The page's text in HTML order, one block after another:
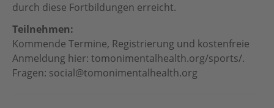
durch diese Fortbildungen erreicht.
Teilnehmen:
Kommende Termine, Registrierung und kostenfreie
Anmeldung hier: tomonimentalhealth.org/sports/.
Fragen: social@tomonimentalhealth.org